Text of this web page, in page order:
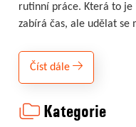
rutinní práce. Která to je
zabírá čas, ale udělat se
Číst dále
Kategorie